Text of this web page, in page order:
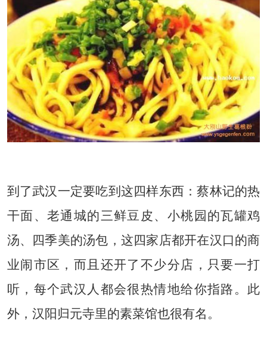
到了武汉一定要吃到这四样东西：蔡林记的热
干面、老通城的三鲜豆皮、小桃园的瓦罐鸡
汤、四季美的汤包，这四家店都开在汉口的商
业闹市区，而且还开了不少分店，只要一打
听，每个武汉人都会很热情地给你指路。此
外，汉阳归元寺里的素菜馆也很有名。